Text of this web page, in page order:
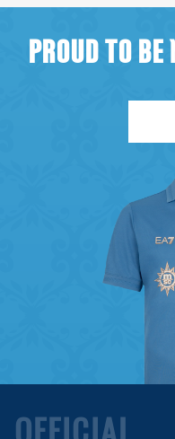
PROUD TO BE